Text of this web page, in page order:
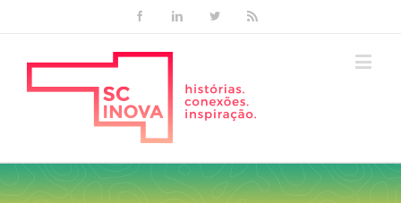
FacebookLinkedinTwitter